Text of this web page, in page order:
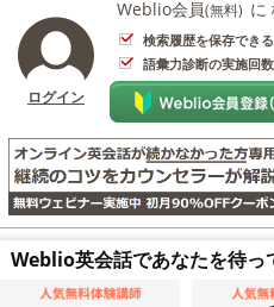
ログイン
Weblio会員(無料) に
検索履歴を保存できる
語彙力診断の実施回数
Weblio英会話であなたを待っ